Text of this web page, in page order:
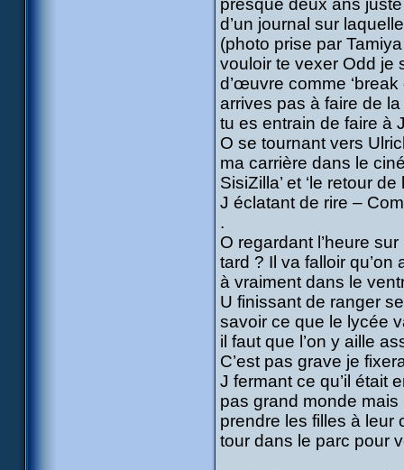
presque deux ans
d’un journal sur
(photo prise par
vouloir te vexer Odd je
d’œuvre comme
arrives pas à faire de
tu es entrain de faire à
O se tournant vers
ma carrière dans le
SisiZilla’ et ‘le retour de
J éclatant de rire –
.
O regardant l’heure
tard ? Il va falloir
à vraiment dans le
U finissant de ranger
savoir ce que le lycée
il faut que l’on y aille
C’est pas grave je
J fermant ce qu’il était
pas grand monde
prendre les filles à leur
tour dans le parc pour